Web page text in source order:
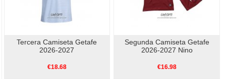
Tercera Camiseta Getafe
2026-2027
€18.68
Segunda Camiseta Getafe
2026-2027 Nino
€16.98